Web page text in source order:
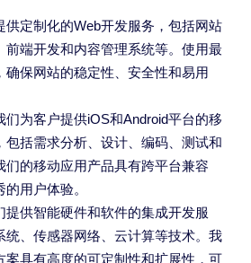
供定制化的Web开发服务，包括网站
前端开发和内容管理系统等。使用最
确保网站的稳定性、安全性和易用
们为客户提供iOS和Android平台的移
包括需求分析、设计、编码、测试和
们的移动应用产品具有跨平台兼容
用户体验。
提供智能硬件和软件的集成开发服
统、传感器网络、云计算等技术。我
案具有高度的可定制性和扩展性，可